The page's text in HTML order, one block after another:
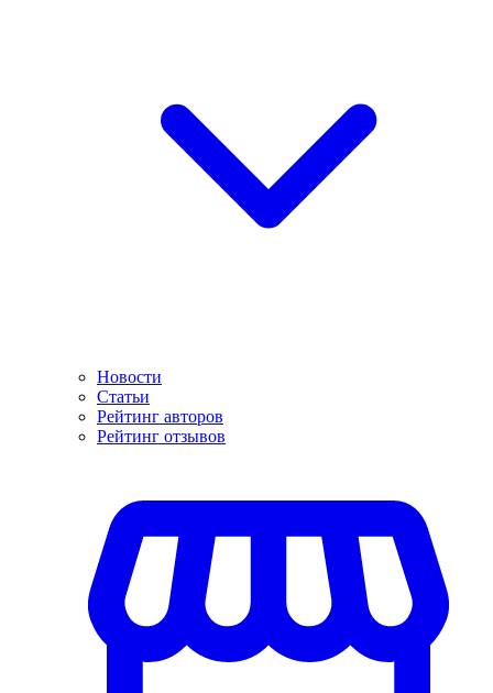
Новости
Статьи
Рейтинг авторов
Рейтинг отзывов